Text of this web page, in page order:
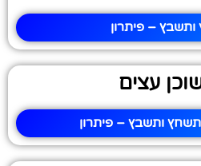
ותשבץ – פיתרון
עצים
תשחץ ותשבץ – פיתרון